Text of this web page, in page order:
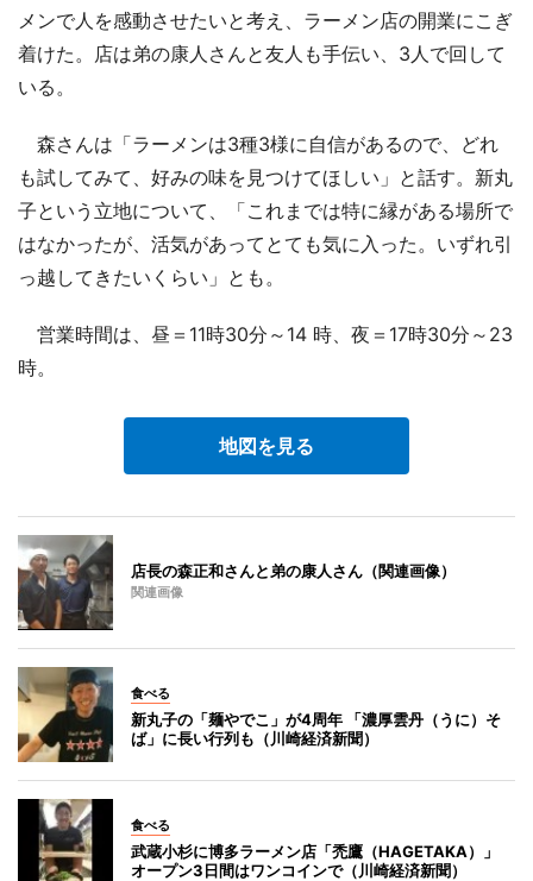
メンで人を感動させたいと考え、ラーメン店の開業にこぎ
着けた。店は弟の康人さんと友人も手伝い、3人で回して
いる。
森さんは「ラーメンは3種3様に自信があるので、どれ
も試してみて、好みの味を見つけてほしい」と話す。新丸
子という立地について、「これまでは特に縁がある場所で
はなかったが、活気があってとても気に入った。いずれ引
っ越してきたいくらい」とも。
営業時間は、昼＝11時30分～14 時、夜＝17時30分～23
時。
地図を見る
店長の森正和さんと弟の康人さん（関連画像）
関連画像
食べる
新丸子の「麺やでこ」が4周年 「濃厚雲丹（うに）そ
ば」に長い行列も（川崎経済新聞）
食べる
武蔵小杉に博多ラーメン店「禿鷹（HAGETAKA）」
オープン3日間はワンコインで（川崎経済新聞）